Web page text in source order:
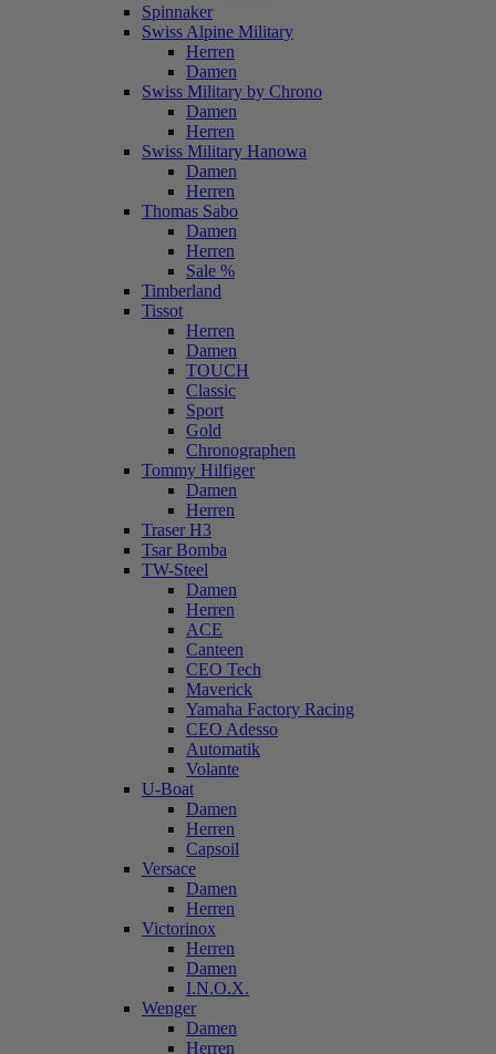
Spinnaker
Swiss Alpine Military
Herren
Damen
Swiss Military by Chrono
Damen
Herren
Swiss Military Hanowa
Damen
Herren
Thomas Sabo
Damen
Herren
Sale %
Timberland
Tissot
Herren
Damen
TOUCH
Classic
Sport
Gold
Chronographen
Tommy Hilfiger
Damen
Herren
Traser H3
Tsar Bomba
TW-Steel
Damen
Herren
ACE
Canteen
CEO Tech
Maverick
Yamaha Factory Racing
CEO Adesso
Automatik
Volante
U-Boat
Damen
Herren
Capsoil
Versace
Damen
Herren
Victorinox
Herren
Damen
I.N.O.X.
Wenger
Damen
Herren